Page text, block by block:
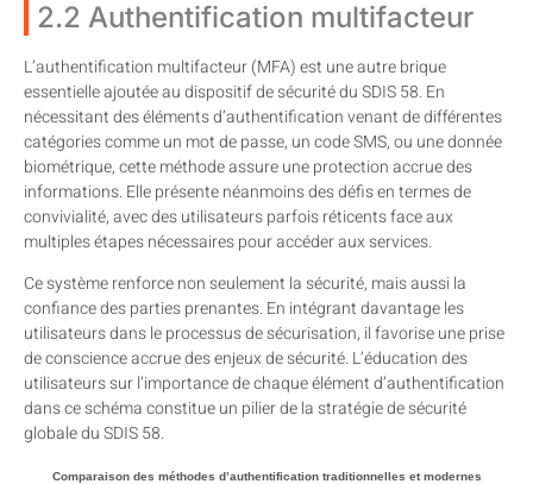
2.2 Authentification multifacteur
L’authentification multifacteur (MFA) est une autre brique
essentielle ajoutée au dispositif de sécurité du SDIS 58. En
nécessitant des éléments d’authentification venant de différentes
catégories comme un mot de passe, un code SMS, ou une donnée
biométrique, cette méthode assure une protection accrue des
informations. Elle présente néanmoins des défis en termes de
convivialité, avec des utilisateurs parfois réticents face aux
multiples étapes nécessaires pour accéder aux services.
Ce système renforce non seulement la sécurité, mais aussi la
confiance des parties prenantes. En intégrant davantage les
utilisateurs dans le processus de sécurisation, il favorise une prise
de conscience accrue des enjeux de sécurité. L’éducation des
utilisateurs sur l’importance de chaque élément d’authentification
dans ce schéma constitue un pilier de la stratégie de sécurité
globale du SDIS 58.
Comparaison des méthodes d’authentification traditionnelles et modernes